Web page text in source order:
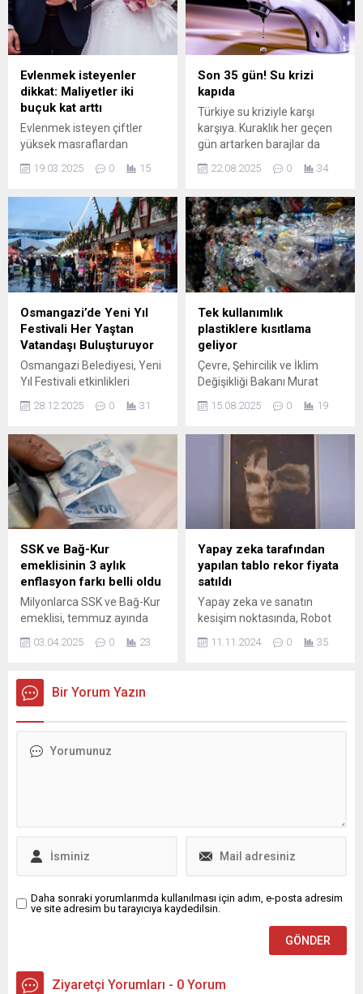
Evlenmek isteyenler
dikkat: Maliyetler iki
buçuk kat arttı
Evlenmek isteyen çiftler
yüksek masraflardan
şikâyetçi. 2023’te 400 bin
liraya yapılan bir düğün bu
milyonu geçiyor. Bu yüzden
çiftler, daha çok sade
organizasyonlar ya da yurt
dışında evlenmeyi tercih
ediyor.
19.03.2025 0 15
Son 35 gün! Su krizi
kapıda
Türkiye su kriziyle karşı
karşıya. Kuraklık her geçen
gün artarken barajlar da
kurudu. Aralarında İstanbul,
Ankara, İzmir, Bursa gibi
çok sayıda ilin sadece 35 ila
120 gün arasında suyu kaldı.
Su krizi kapıda...
22.08.2025 0 34
Osmangazi’de Yeni Yıl
Festivali Her Yaştan
Vatandaşı Buluşturuyor
Osmangazi Belediyesi, Yeni
Yıl Festivali etkinlikleri
müzik ve eğlence dolu bir
grubu, akustik
performanslarıyla
dinleyicileri nostaljik bir
yolculuğa çıkardı. Kültürel
etkinlikleriyle vatandaşlara
keyifli anlar sunan
Osmangazi Belediyesi, yeni
yıl heyecanının giderek
arttığı Osmangazi
Meydanı’ndaki Yeni Yıl
Festivali ile her yaştan
vatandaşı müzik, eğlence ve
renkli...
28.12.2025 0 31
Tek kullanımlık
plastiklere kısıtlama
geliyor
Çevre, Şehircilik ve İklim
Değişikliği Bakanı Murat
Deniz Çöpleriyle Mücadele
hazırlandığını duyurdu. Plan
kapsamında tek kullanımlık
plastik ürünlerin üretimi ve
tüketimine yönelik kısıtlama
ve düzenlemeler ...
15.08.2025 0 19
SSK ve Bağ-Kur
emeklisinin 3 aylık
enflasyon farkı belli oldu
Milyonlarca SSK ve Bağ-Kur
emeklisi, temmuz ayında
alacağı zammı merak
ediyor. TÜİK, bugün yapılan
enflasyonunu duyururken,
böylelikle yılın ilk 3 ayındaki
03.04.2025 0 23
Yapay zeka tarafından
yapılan tablo rekor fiyata
satıldı
Yapay zeka ve sanatın
kesişim noktasında, Robot
Ai-Da'nın 1.32 milyon dolara
satılan tablosu, teknolojinin
11.11.2024 0 35
Bir Yorum Yazın
Daha sonraki yorumlarımda kullanılması için adım, e-posta adresim
ve site adresim bu tarayıcıya kaydedilsin.
Ziyaretçi Yorumları - 0 Yorum